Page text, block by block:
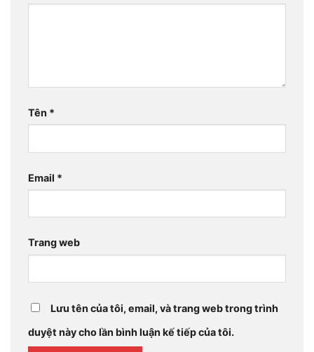
Tên *
Email *
Trang web
Lưu tên của tôi, email, và trang web trong trình
duyệt này cho lần bình luận kế tiếp của tôi.